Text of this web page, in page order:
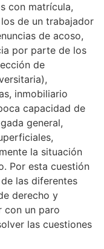
con matrícula,
de un trabajador
de acoso,
por parte de los
de
inmobiliario
capacidad de
general,
la situación
Por esta cuestión
las diferentes
derecho y
con un paro
las cuestiones